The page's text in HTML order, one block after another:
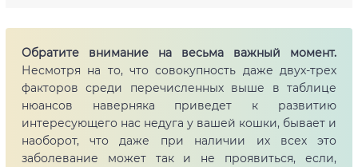
Обратите внимание на весьма важный момент.
Несмотря на то, что совокупность даже двух-трех
факторов среди перечисленных выше в таблице
нюансов наверняка приведет к развитию
интересующего нас недуга у вашей кошки, бывает и
наоборот, что даже при наличии их всех это
заболевание может так и не проявиться, если,